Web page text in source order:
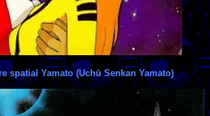
spatial Yamato (Uchū Senkan Yamato)